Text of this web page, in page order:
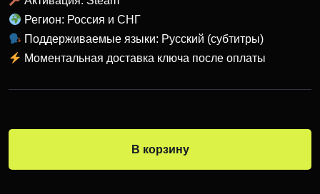
Регион: Россия и СНГ
Поддерживаемые языки: Русский (субтитры)
Моментальная доставка ключа после оплаты
В корзину